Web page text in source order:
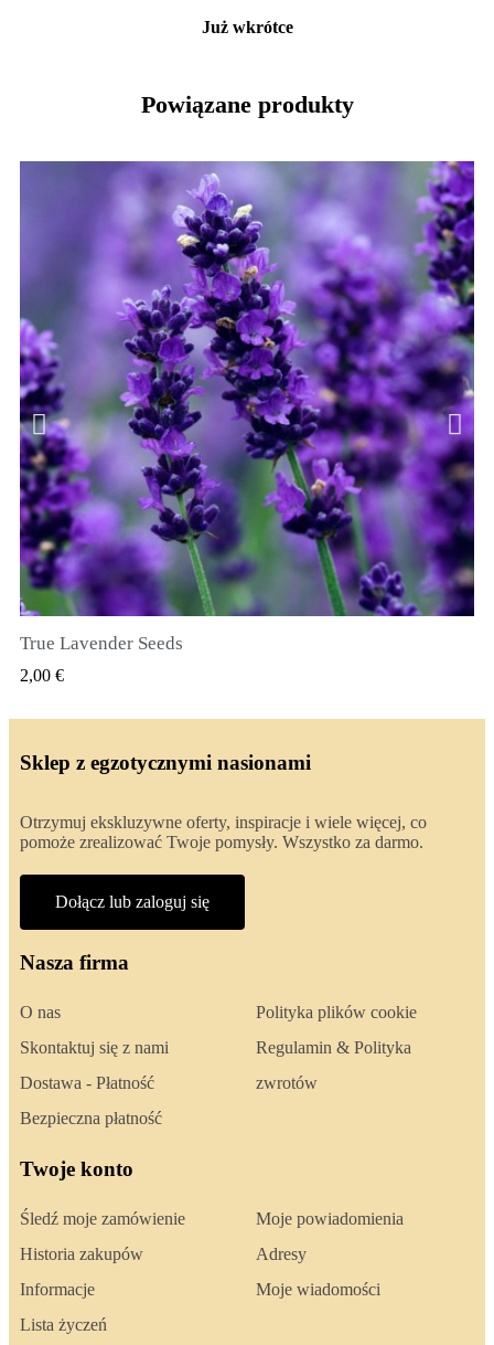
Już wkrótce
Powiązane produkty
SZYBKI PODGLĄD
True Lavender Seeds
2,00 €
Sklep z egzotycznymi nasionami
Otrzymuj ekskluzywne oferty, inspiracje i wiele więcej, co
pomoże zrealizować Twoje pomysły. Wszystko za darmo.
Dołącz lub zaloguj się
Nasza firma
O nas
Skontaktuj się z nami
Dostawa - Płatność
Bezpieczna płatność
Polityka plików cookie
Regulamin & Polityka
zwrotów
Twoje konto
Śledź moje zamówienie
Historia zakupów
Informacje
Lista życzeń
Moje powiadomienia
Adresy
Moje wiadomości